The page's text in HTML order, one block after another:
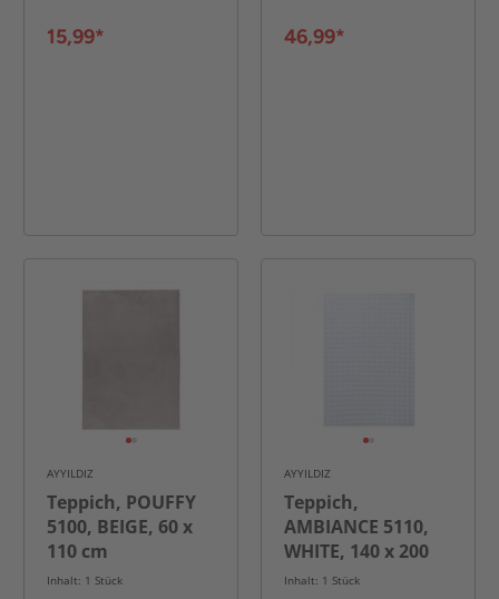
15,99* 46,99*
AYYILDIZ
Teppich, POUFFY
5100, BEIGE, 60 x
110 cm
Inhalt: 1 Stück
AYYILDIZ
Teppich,
AMBIANCE 5110,
WHITE, 140 x 200
cm
Inhalt: 1 Stück